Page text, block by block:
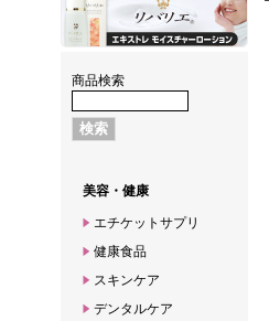
商品検索
美容・健康
エチケットサプリ
健康食品
スキンケア
デンタルケア